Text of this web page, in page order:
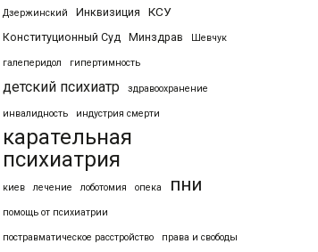
Дзержинский Инквизиция КСУ
Конституционный Суд Минздрав Шевчук
галеперидол гипертимность
детский психиатр здравоохранение
инвалидность индустрия смерти
карательная
психиатрия
киев лечение лоботомия опека пни
помощь от психиатрии
постравматическое расстройство права и свободы